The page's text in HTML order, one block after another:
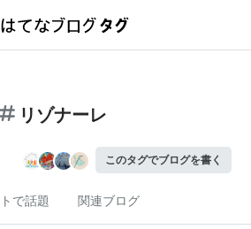
リゾナーレ
このタグでブログを書く
で話題 関連ブログ